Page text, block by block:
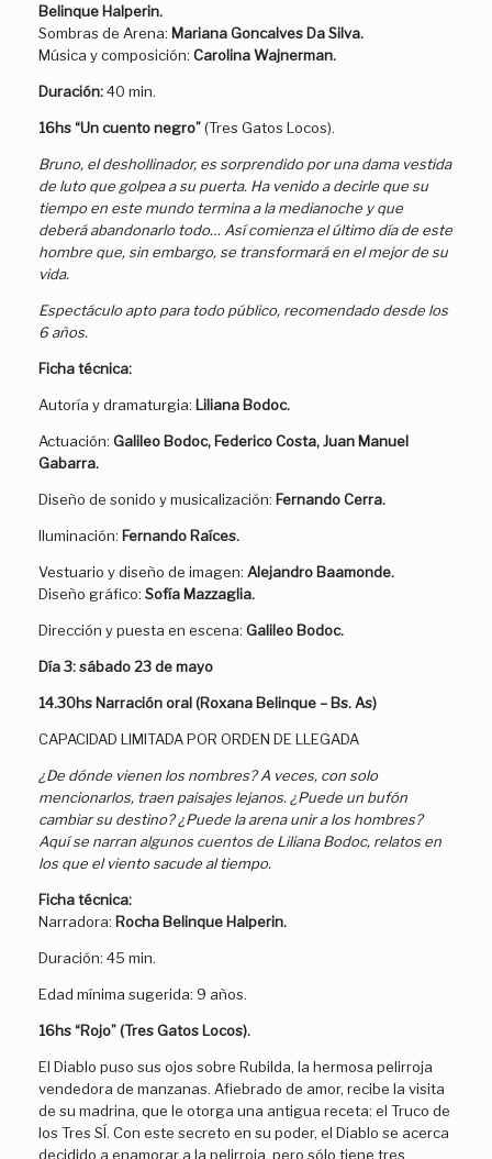
Belinque Halperin.
Sombras de Arena: Mariana Goncalves Da Silva.
Música y composición: Carolina Wajnerman.
Duración:40 min.
16hs “Un cuento negro”(Tres Gatos Locos).
Bruno, el deshollinador, es sorprendido por una dama vestida
de luto que golpea a su puerta. Ha venido a decirle que su
tiempo en este mundo termina a la medianoche y que
deberá abandonarlo todo… Así comienza el último día de este
hombre que, sin embargo, se transformará en el mejor de su
vida.
Espectáculo apto para todo público, recomendado desde los
6 años.
Ficha técnica:
Autoría y dramaturgia: Liliana Bodoc.
Actuación: Galileo Bodoc, Federico Costa, Juan Manuel
Gabarra.
Diseño de sonido y musicalización: Fernando Cerra.
Iluminación: Fernando Raíces.
Vestuario y diseño de imagen: Alejandro Baamonde.
Diseño gráfico: Sofía Mazzaglia.
Dirección y puesta en escena: Galileo Bodoc.
Día 3:sábado 23 de mayo
14.30hs Narración oral (Roxana Belinque – Bs. As)
CAPACIDAD LIMITADA POR ORDEN DE LLEGADA
¿De dónde vienen los nombres? A veces, con solo
mencionarlos, traen paisajes lejanos. ¿Puede un bufón
cambiar su destino? ¿Puede la arena unir a los hombres?
Aquí se narran algunos cuentos de Liliana Bodoc, relatos en
los que el viento sacude al tiempo.
Ficha técnica:
Narradora: Rocha Belinque Halperin.
Duración: 45 min.
Edad mínima sugerida: 9 años.
16hs “Rojo” (Tres Gatos Locos).
El Diablo puso sus ojos sobre Rubilda, la hermosa pelirroja
vendedora de manzanas. Afiebrado de amor, recibe la visita
de su madrina, que le otorga una antigua receta: el Truco de
los Tres SÍ. Con este secreto en su poder, el Diablo se acerca
decidido a enamorar a la pelirroja, pero sólo tiene tres